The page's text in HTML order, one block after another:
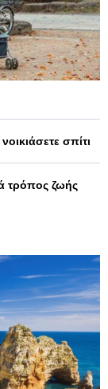
σπίτι
τρόπος ζωής